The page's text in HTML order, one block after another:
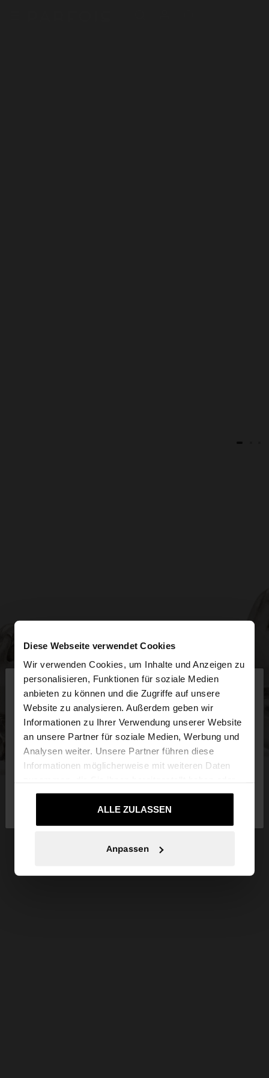
Diese Webseite verwendet Cookies
Wir verwenden Cookies, um Inhalte und Anzeigen zu
personalisieren, Funktionen für soziale Medien
anbieten zu können und die Zugriffe auf unsere
Website zu analysieren. Außerdem geben wir
Informationen zu Ihrer Verwendung unserer Website
an unsere Partner für soziale Medien, Werbung und
Analysen weiter. Unsere Partner führen diese
Informationen möglicherweise mit weiteren Daten
die sie im Rahmen Ihrer Nutzung der Dienste
gesammelt haben.ALLE ZULASSEN
Anpassen
hallo
Sie greifen von Deutschland auf die Website zu.
Möchten Sie unsere United States Website
Deutschland
Ja, bringen Sie mich
zu United States